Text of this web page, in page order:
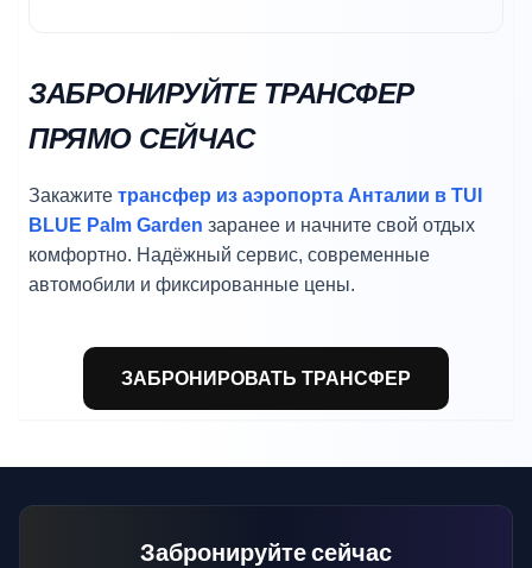
ЗАБРОНИРУЙТЕ ТРАНСФЕР
ПРЯМО СЕЙЧАС
Закажите трансфер из аэропорта Анталии в TUI
BLUE Palm Garden заранее и начните свой отдых
комфортно. Надёжный сервис, современные
автомобили и фиксированные цены.
ЗАБРОНИРОВАТЬ ТРАНСФЕР
Забронируйте сейчас